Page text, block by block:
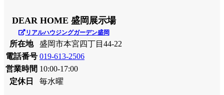
DEAR HOME 盛岡展示場
リアルハウジングガーデン盛岡
所在地
盛岡市本宮四丁目44-22
電話番号 019-613-2506
営業時間 10:00-17:00
定休日
毎水曜